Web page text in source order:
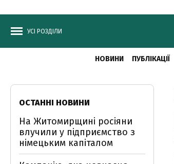
УСІ РОЗДІЛИ
НОВИНИ ПУБЛІКАЦІЇ
ОСТАННІ НОВИНИ
На Житомирщині росіяни
влучили у підприємство з
німецьким капіталом